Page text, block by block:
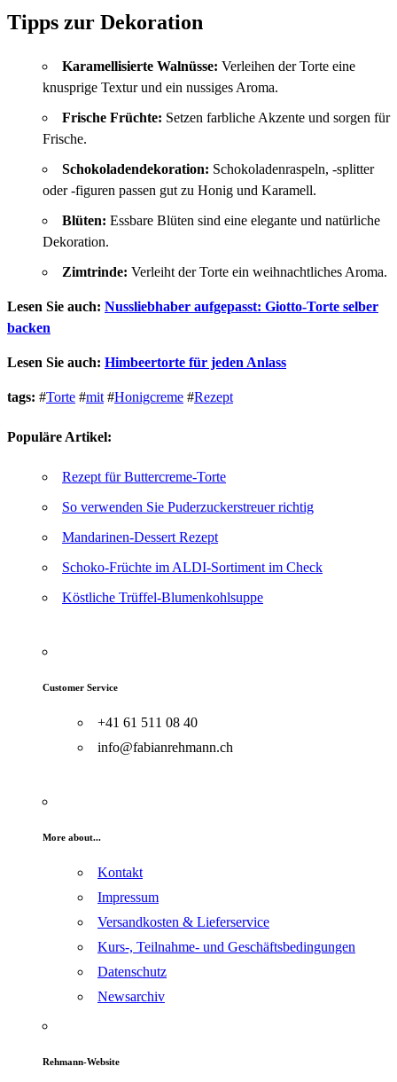
Tipps zur Dekoration
Karamellisierte Walnüsse: Verleihen der Torte eine
knusprige Textur und ein nussiges Aroma.
Frische Früchte: Setzen farbliche Akzente und sorgen für
Frische.
Schokoladendekoration: Schokoladenraspeln, -splitter
oder -figuren passen gut zu Honig und Karamell.
Blüten: Essbare Blüten sind eine elegante und natürliche
Dekoration.
Zimtrinde: Verleiht der Torte ein weihnachtliches Aroma.
Lesen Sie auch: Nussliebhaber aufgepasst: Giotto-Torte selber
backen
Lesen Sie auch: Himbeertorte für jeden Anlass
tags: #Torte #mit #Honigcreme #Rezept
Populäre Artikel:
Rezept für Buttercreme-Torte
So verwenden Sie Puderzuckerstreuer richtig
Mandarinen-Dessert Rezept
Schoko-Früchte im ALDI-Sortiment im Check
Köstliche Trüffel-Blumenkohlsuppe
Customer Service
+41 61 511 08 40
info@fabianrehmann.ch
More about...
Kontakt
Impressum
Versandkosten & Lieferservice
Kurs-, Teilnahme- und Geschäftsbedingungen
Datenschutz
Newsarchiv
Rehmann-Website